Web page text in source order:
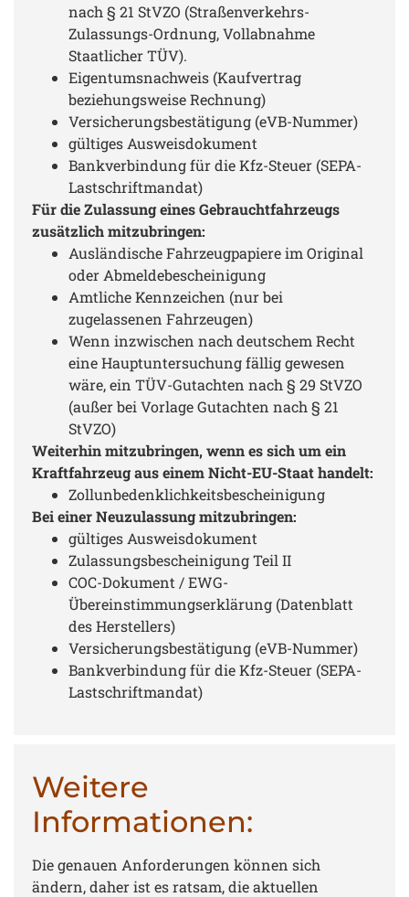
nach § 21 StVZO (Straßenverkehrs-
Zulassungs-Ordnung, Vollabnahme
Staatlicher TÜV).
Eigentumsnachweis (Kaufvertrag
beziehungsweise Rechnung)
Versicherungsbestätigung (eVB-Nummer)
gültiges Ausweisdokument
Bankverbindung für die Kfz-Steuer (SEPA-
Lastschriftmandat)
Für die Zulassung eines Gebrauchtfahrzeugs
zusätzlich mitzubringen:
Ausländische Fahrzeugpapiere im Original
oder Abmeldebescheinigung
Amtliche Kennzeichen (nur bei
zugelassenen Fahrzeugen)
Wenn inzwischen nach deutschem Recht
eine Hauptuntersuchung fällig gewesen
wäre, ein TÜV-Gutachten nach § 29 StVZO
(außer bei Vorlage Gutachten nach § 21
StVZO)
Weiterhin mitzubringen, wenn es sich um ein
Kraftfahrzeug aus einem Nicht-EU-Staat handelt:
Zollunbedenklichkeitsbescheinigung
Bei einer Neuzulassung mitzubringen:
gültiges Ausweisdokument
Zulassungsbescheinigung Teil II
COC-Dokument / EWG-
Übereinstimmungserklärung (Datenblatt
des Herstellers)
Versicherungsbestätigung (eVB-Nummer)
Bankverbindung für die Kfz-Steuer (SEPA-
Lastschriftmandat)
Weitere
Informationen:
Die genauen Anforderungen können sich
ändern, daher ist es ratsam, die aktuellen